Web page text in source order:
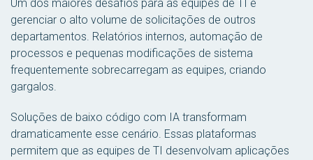
Um dos maiores desafios para as equipes de TI é
gerenciar o alto volume de solicitações de outros
departamentos. Relatórios internos, automação de
processos e pequenas modificações de sistema
frequentemente sobrecarregam as equipes, criando
gargalos.
Soluções de baixo código com IA transformam
dramaticamente esse cenário. Essas plataformas
permitem que as equipes de TI desenvolvam aplicações